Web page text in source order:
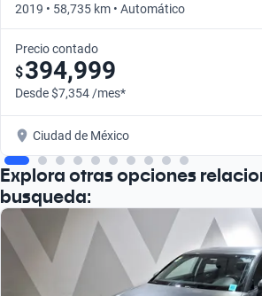
2019 • 58,735 km • Automático
Precio contado
$394,999
Desde $7,354 /mes*
Ciudad de México
Explora otras opciones
busqueda: